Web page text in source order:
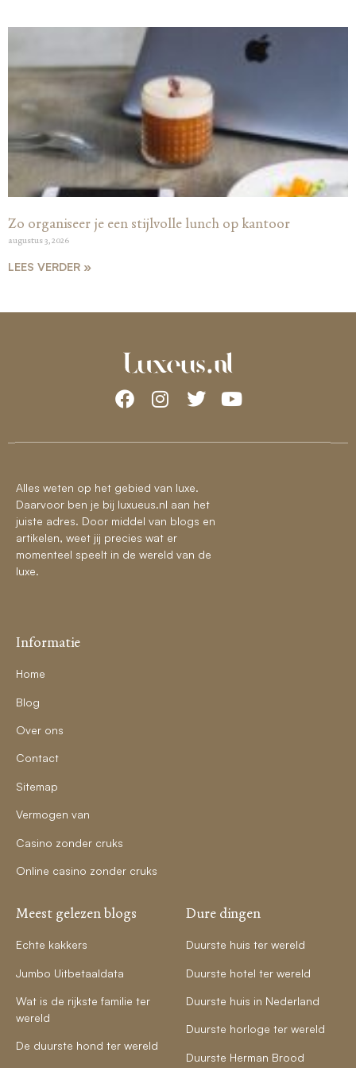
Zo organiseer je een stijlvolle lunch op kantoor
augustus 3, 2026
LEES VERDER »
Alles weten op het gebied van luxe.
Daarvoor ben je bij luxueus.nl aan het
juiste adres. Door middel van blogs en
artikelen, weet jij precies wat er
momenteel speelt in de wereld van de
luxe.
Informatie
Home
Blog
Over ons
Contact
Sitemap
Vermogen van
Casino zonder cruks
Online casino zonder cruks
Meest gelezen blogs
Echte kakkers
Jumbo Uitbetaaldata
Wat is de rijkste familie ter
wereld
De duurste hond ter wereld
Dure dingen
Duurste huis ter wereld
Duurste hotel ter wereld
Duurste huis in Nederland
Duurste horloge ter wereld
Duurste Herman Brood